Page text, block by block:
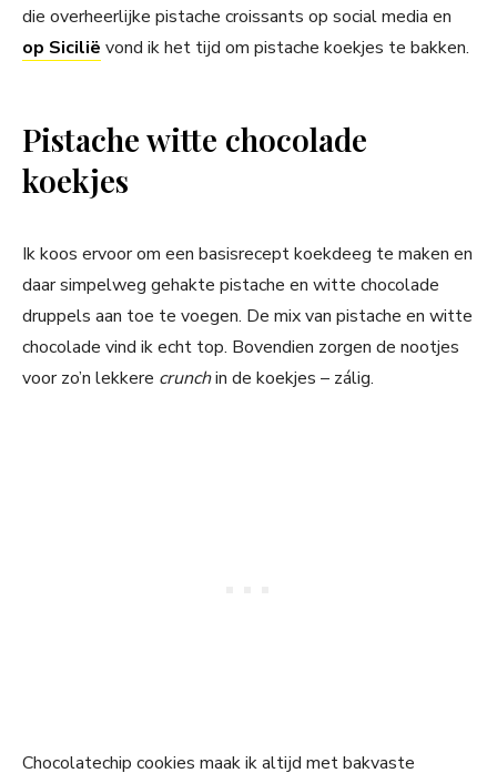
die overheerlijke pistache croissants op social media en
op Sicilië vond ik het tijd om pistache koekjes te bakken.
Pistache witte chocolade
koekjes
Ik koos ervoor om een basisrecept koekdeeg te maken en
daar simpelweg gehakte pistache en witte chocolade
druppels aan toe te voegen. De mix van pistache en witte
chocolade vind ik echt top. Bovendien zorgen de nootjes
voor zo’n lekkere crunchin de koekjes – zálig.
Chocolatechip cookies maak ik altijd met bakvaste